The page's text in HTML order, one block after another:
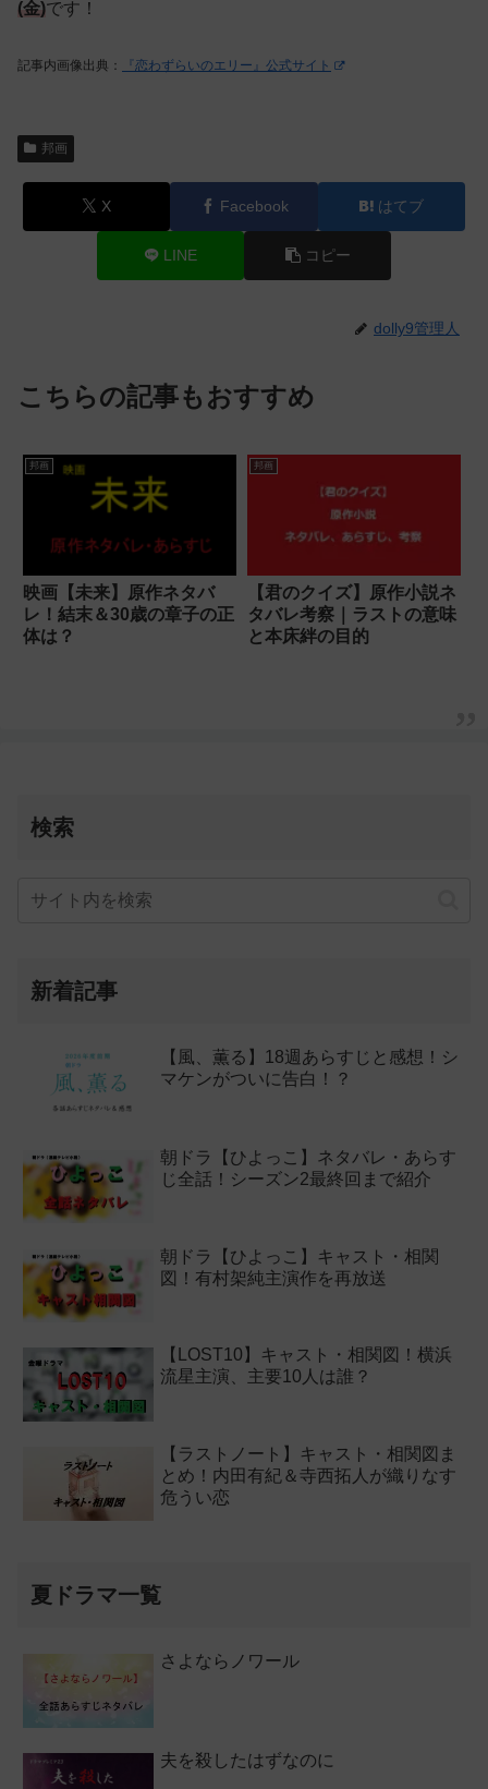
(金)です！
記事内画像出典： 『恋わずらいのエリー』公式サイト
邦画
X Facebook はてブ
LINE コピー
dolly9管理人
こちらの記事もおすすめ
邦画
映画【未来】原作ネタバ
レ！結末＆30歳の章子の正
体は？
邦画
【君のクイズ】原作小説ネ
タバレ考察｜ラストの意味
と本床絆の目的
検索
新着記事
【風、薫る】18週あらすじと感想！シ
マケンがついに告白！？
朝ドラ【ひよっこ】ネタバレ・あらす
じ全話！シーズン2最終回まで紹介
朝ドラ【ひよっこ】キャスト・相関
図！有村架純主演作を再放送
【LOST10】キャスト・相関図！横浜
流星主演、主要10人は誰？
【ラストノート】キャスト・相関図ま
とめ！内田有紀＆寺西拓人が織りなす
危うい恋
夏ドラマ一覧
さよならノワール
夫を殺したはずなのに